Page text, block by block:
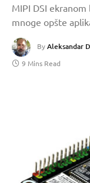
MIPI DSI
mnoge opšte
ByAleksandar
9 Mins Read